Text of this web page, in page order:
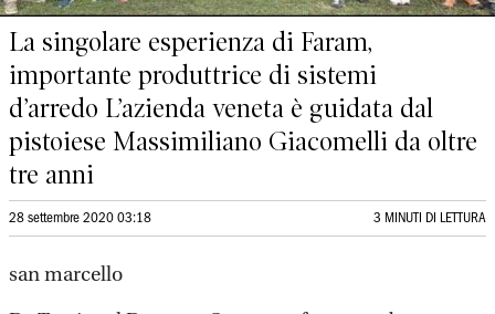
La singolare esperienza di Faram,
importante produttrice di sistemi
d’arredo L’azienda veneta è guidata dal
pistoiese Massimiliano Giacomelli da oltre
tre anni
28 settembre 2020 03:18 3 MINUTI DI LETTURA
san marcello